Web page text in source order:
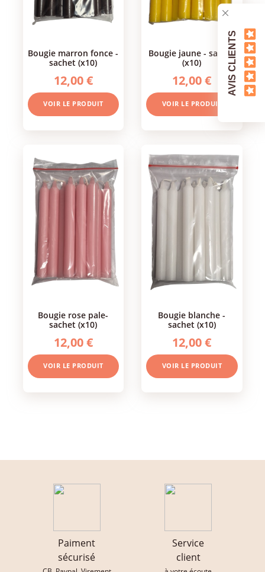
bougie marron fonce -
sachet (x10)
12,00 €
VOIR LE PRODUIT
bougie jaune - sachet
(x10)
12,00 €
VOIR LE PRODUIT
bougie rose pale-
sachet (x10)
12,00 €
VOIR LE PRODUIT
bougie blanche -
sachet (x10)
12,00 €
VOIR LE PRODUIT
Paiment
sécurisé
Service
client
AVIS CLIENTS